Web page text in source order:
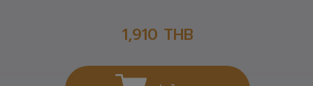
1,910 THB